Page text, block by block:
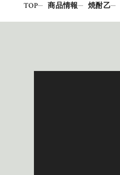
TOP 商品情報 焼酎乙